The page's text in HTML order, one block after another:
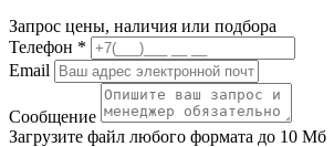
Запрос цены, наличия или подбора
Телефон *
Email
Сообщение
Загрузите файл любого формата до 10 Мб